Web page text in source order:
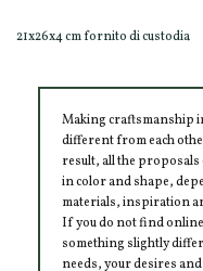
21x26x4 cm fornito di custodia
Making craftsmanship
different from each
result, all the
in color and shape,
materials, inspiration
If you do not find
something slightly
needs, your desires